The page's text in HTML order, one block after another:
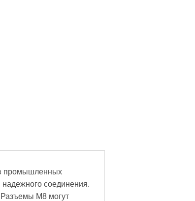
промышленных
соединения.
M8 могут